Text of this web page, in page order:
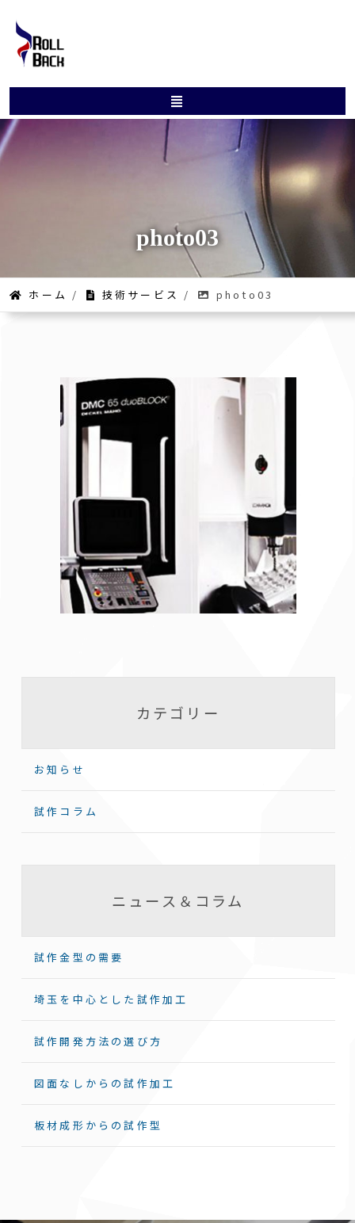
photo03
ホーム / 技術サービス / photo03
カテゴリー
お知らせ
試作コラム
ニュース＆コラム
試作金型の需要
埼玉を中心とした試作加工
試作開発方法の選び方
図面なしからの試作加工
板材成形からの試作型